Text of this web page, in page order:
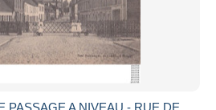
PASSAGE A NIVEAU - RUE DE